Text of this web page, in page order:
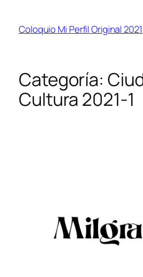
Coloquio Mi Perfil Original 2021
Categoría:
Cultura 2021-1